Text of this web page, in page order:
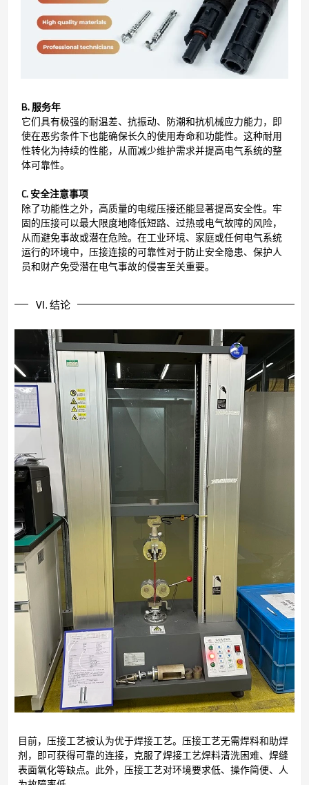
B. 服务年
它们具有极强的耐温差、抗振动、防潮和抗机械应力能力，即
使在恶劣条件下也能确保长久的使用寿命和功能性。这种耐用
性转化为持续的性能，从而减少维护需求并提高电气系统的整
体可靠性。
C. 安全注意事项
除了功能性之外，高质量的电缆压接还能显著提高安全性。牢
固的压接可以最大限度地降低短路、过热或电气故障的风险，
从而避免事故或潜在危险。在工业环境、家庭或任何电气系统
运行的环境中，压接连接的可靠性对于防止安全隐患、保护人
员和财产免受潜在电气事故的侵害至关重要。
Ⅵ. 结论
目前，压接工艺被认为优于焊接工艺。压接工艺无需焊料和助焊
剂，即可获得可靠的连接，克服了焊接工艺焊料清洗困难、焊缝
表面氧化等缺点。此外，压接工艺对环境要求低、操作简便、人